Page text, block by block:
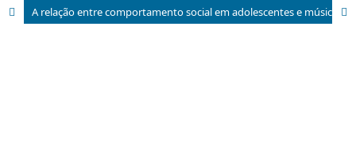
A relação entre comportamento social em adolescentes e música: uma revisão sistemática